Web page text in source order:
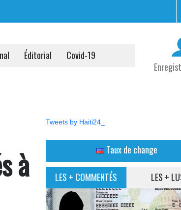
Éditorial
Covid-19
à
Tweets by Haiti24_
Taux de change
LES + COMMENTÉS LES +